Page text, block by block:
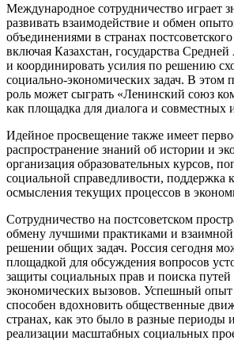
Международное сотрудничество играет
развивать взаимодействие и обмен
объединениями в странах
включая Казахстан, государства
и координировать усилия по решению
социально‑экономических задач. В этом
роль может сыграть «Ленинский союз
как площадка для диалога и совместных
Идейное просвещение также имеет
распространение знаний об истории и
организация образовательных курсов,
социальной справедливости, поддержка
осмысления текущих процессов в
Сотрудничество на постсоветском
обмену лучшими практиками и
решении общих задач. Россия сегодня
площадкой для обсуждения вопросов
защиты социальных прав и поиска путей
экономических вызовов. Успешный опыт
способен вдохновить общественные
странах, как это было в разные периоды
реализации масштабных социальных